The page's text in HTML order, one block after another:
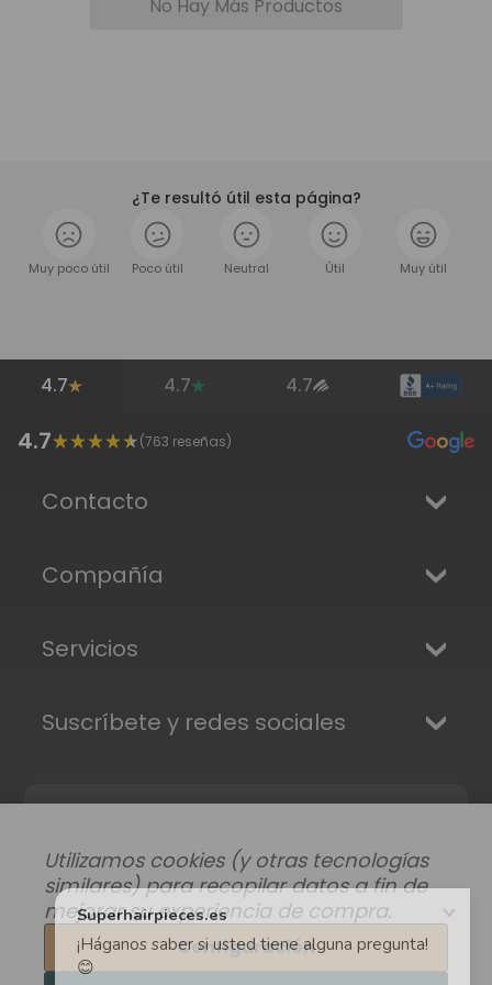
No Hay Más Productos
¿Te resultó útil esta página?
Muy poco útil Poco útil Neutral Útil Muy útil
4.7 4.7 4.7
4.7 (763 reseñas)
Contacto
Compañía
Servicios
Suscríbete y redes sociales
Modificar preferencias de datos |
Utilizamos cookies (y otras tecnologías
similares) para recopilar datos a fin de
mejorar su experiencia de compra.
Configuración